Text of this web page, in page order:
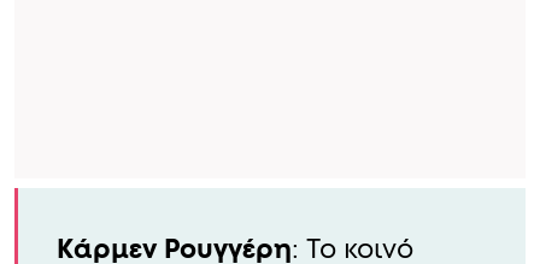
Kάρμεν Ρουγγέρη: Το κοινό